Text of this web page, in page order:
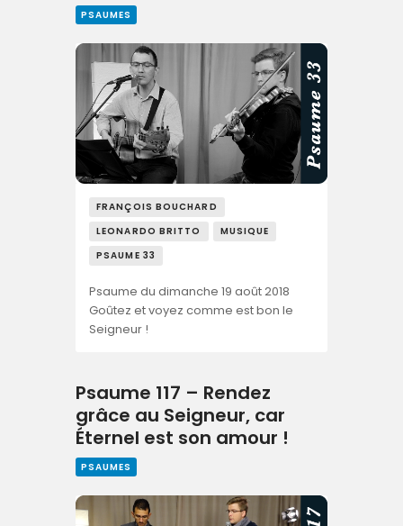
PSAUMES
FRANÇOIS BOUCHARD
LEONARDO BRITTO
MUSIQUE
PSAUME 33
Psaume du dimanche 19 août 2018
Goûtez et voyez comme est bon le
Seigneur !
Psaume 117 – Rendez
grâce au Seigneur, car
Éternel est son amour !
PSAUMES